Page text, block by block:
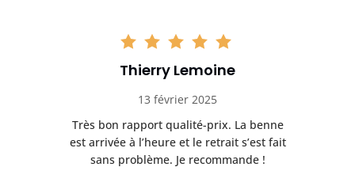
Thierry Lemoine
13 février 2025
Très bon rapport qualité-prix. La benne
est arrivée à l’heure et le retrait s’est fait
sans problème. Je recommande !